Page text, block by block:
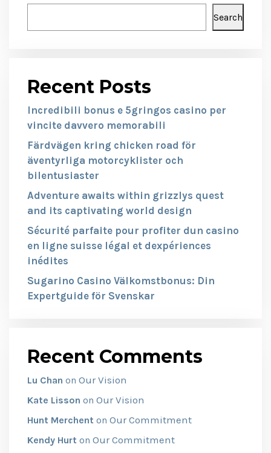
Search
Recent Posts
Incredibili bonus e 5gringos casino per
vincite davvero memorabili
Färdvägen kring chicken road för
äventyrliga motorcyklister och
bilentusiaster
Adventure awaits within grizzlys quest
and its captivating world design
Sécurité parfaite pour profiter dun casino
en ligne suisse légal et dexpériences
inédites
Sugarino Casino Välkomstbonus: Din
Expertguide för Svenskar
Recent Comments
Lu Chan on Our Vision
Kate Lisson on Our Vision
Hunt Merchent on Our Commitment
Kendy Hurt on Our Commitment